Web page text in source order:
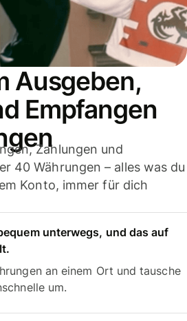
Ausgeben,
Empfangen
Zahlungen und
40 Währungen – alles was du
Konto, immer für dich
unterwegs, und das auf
an einem Ort und tausche
um.